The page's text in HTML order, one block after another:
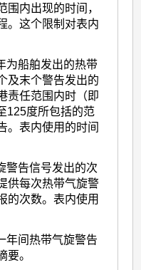
围内出现的时间，
。这个限制对表内
为船舶发出的热带
及末个警告发出的
责任范围内时（即
125度所包括的范
。表内使用的时间
警告信号发出的次
供每次热带气旋警
的次数。表内使用
年间热带气旋警告
要。